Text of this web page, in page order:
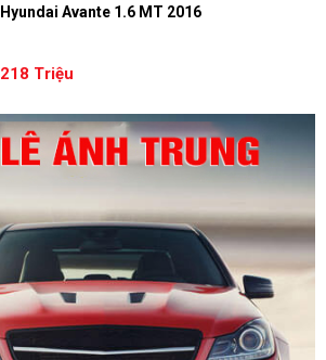
Hyundai Avante 1.6 MT 2016
218 Triệu